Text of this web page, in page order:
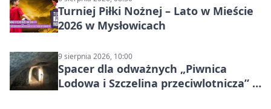
Turniej Piłki Nożnej – Lato w Mieście
2026 w Mysłowicach
9 sierpnia 2026, 10:00
Spacer dla odważnych „Piwnica
Lodowa i Szczelina przeciwlotnicza” –